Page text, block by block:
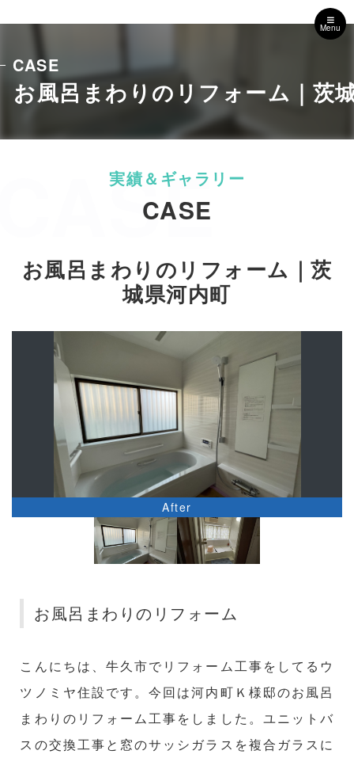
Menu
お風呂まわりのリフォーム｜茨
CASE
CASE
お風呂まわりのリフォーム｜茨
城県河内町
After
お風呂まわりのリフォーム
こんにちは、牛久市でリフォーム工事をしてるウ
ツノミヤ住設です。今回は河内町Ｋ様邸のお風呂
まわりのリフォーム工事をしました。ユニットバ
スの交換工事と窓のサッシガラスを複合ガラスに